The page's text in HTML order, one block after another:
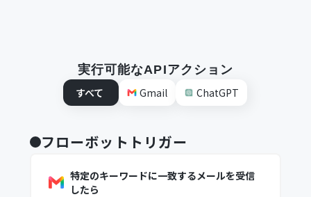
実行可能なAPIアクション
すべて
Gmail ChatGPT
フローボットトリガー
特定のキーワードに一致するメールを受信
したら